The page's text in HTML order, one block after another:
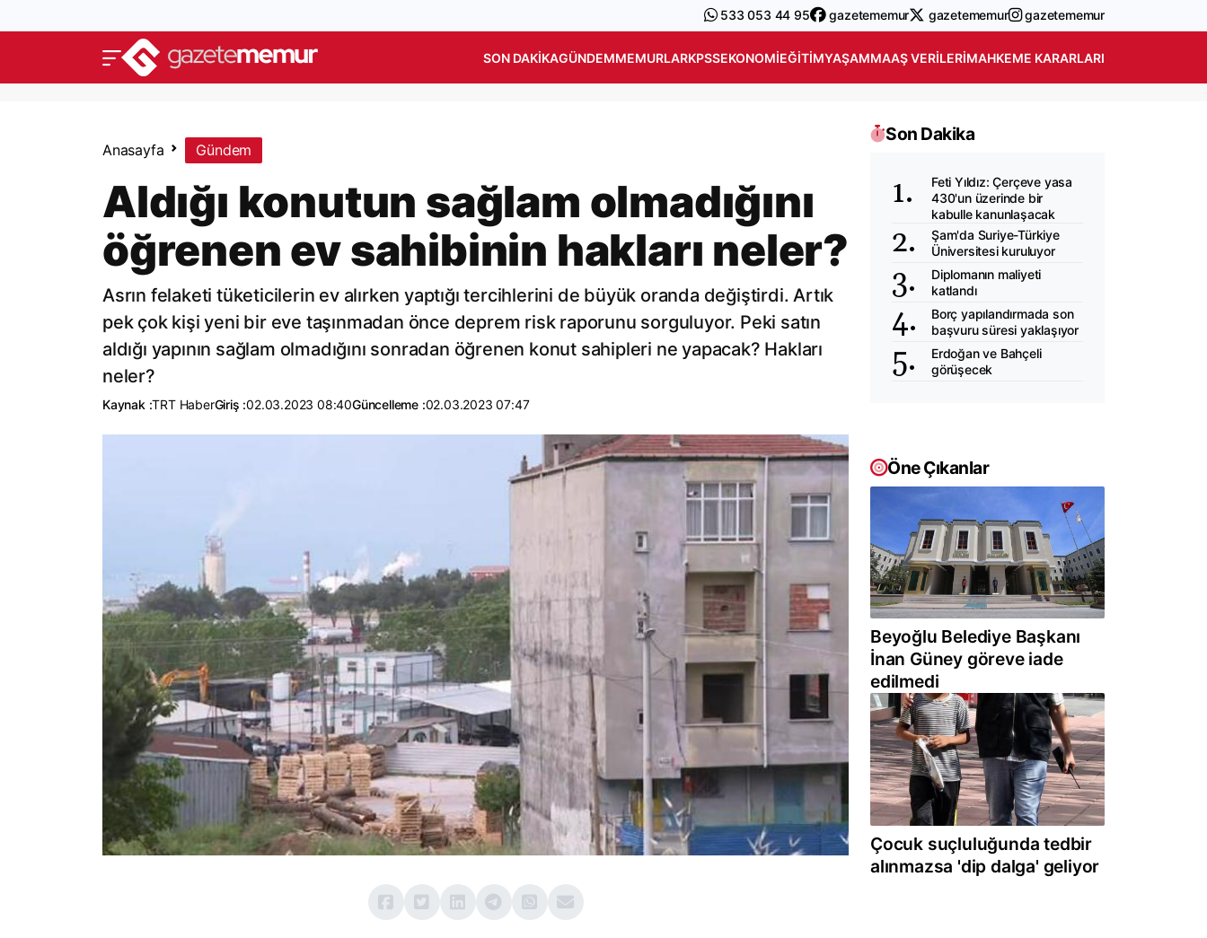
533 053 44 95 gazetememur gazetememur gazetememur
SON DAKIKAGÜNDEMMEMURLARKPSSEKONOMIEĞITIMYAŞAMMAAŞ VERILERIMAHKEME KARARLARI
Anasayfa Gündem
Aldığı konutun sağlam olmadığını
öğrenen ev sahibinin hakları neler?
Asrın felaketi tüketicilerin ev alırken yaptığı tercihlerini de büyük oranda değiştirdi. Artık
pek çok kişi yeni bir eve taşınmadan önce deprem risk raporunu sorguluyor. Peki satın
aldığı yapının sağlam olmadığını sonradan öğrenen konut sahipleri ne yapacak? Hakları
neler?
Kaynak :TRT HaberGiriş :02.03.2023 08:40Güncelleme :02.03.2023 07:47
Son Dakika
Feti Yıldız: Çerçeve yasa
430'un üzerinde bir
kabulle kanunlaşacak
Şam'da Suriye-Türkiye
Üniversitesi kuruluyor
Diplomanın maliyeti
katlandı
Borç yapılandırmada son
başvuru süresi yaklaşıyor
Erdoğan ve Bahçeli
görüşecek
Öne Çıkanlar
Beyoğlu Belediye Başkanı
İnan Güney göreve iade
edilmedi
Çocuk suçluluğunda tedbir
alınmazsa 'dip dalga' geliyor